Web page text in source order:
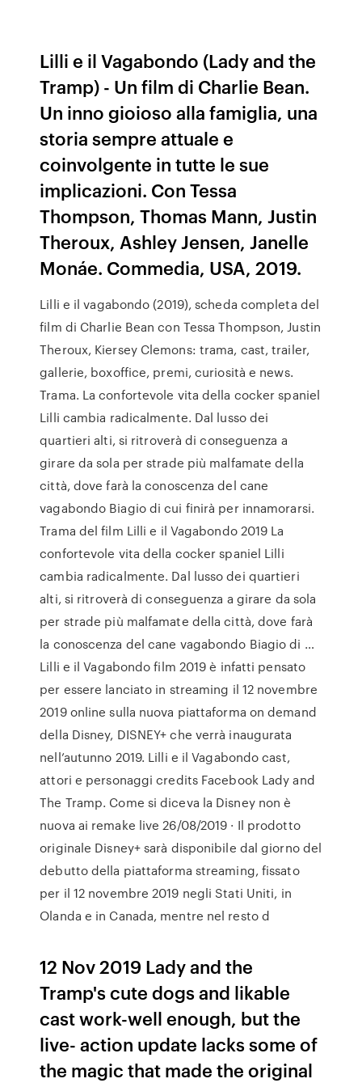
Lilli e il Vagabondo (Lady and the
Tramp) - Un film di Charlie Bean.
Un inno gioioso alla famiglia, una
storia sempre attuale e
coinvolgente in tutte le sue
implicazioni. Con Tessa
Thompson, Thomas Mann, Justin
Theroux, Ashley Jensen, Janelle
Monáe. Commedia, USA, 2019.
Lilli e il vagabondo (2019), scheda completa del
film di Charlie Bean con Tessa Thompson, Justin
Theroux, Kiersey Clemons: trama, cast, trailer,
gallerie, boxoffice, premi, curiosità e news.
Trama. La confortevole vita della cocker spaniel
Lilli cambia radicalmente. Dal lusso dei
quartieri alti, si ritroverà di conseguenza a
girare da sola per strade più malfamate della
città, dove farà la conoscenza del cane
vagabondo Biagio di cui finirà per innamorarsi.
Trama del film Lilli e il Vagabondo 2019 La
confortevole vita della cocker spaniel Lilli
cambia radicalmente. Dal lusso dei quartieri
alti, si ritroverà di conseguenza a girare da sola
per strade più malfamate della città, dove farà
la conoscenza del cane vagabondo Biagio di …
Lilli e il Vagabondo film 2019 è infatti pensato
per essere lanciato in streaming il 12 novembre
2019 online sulla nuova piattaforma on demand
della Disney, DISNEY+ che verrà inaugurata
nell’autunno 2019. Lilli e il Vagabondo cast,
attori e personaggi credits Facebook Lady and
The Tramp. Come si diceva la Disney non è
nuova ai remake live 26/08/2019 · Il prodotto
originale Disney+ sarà disponibile dal giorno del
debutto della piattaforma streaming, fissato
per il 12 novembre 2019 negli Stati Uniti, in
Olanda e in Canada, mentre nel resto d
12 Nov 2019 Lady and the
Tramp's cute dogs and likable
cast work-well enough, but the
live- action update lacks some of
the magic that made the original